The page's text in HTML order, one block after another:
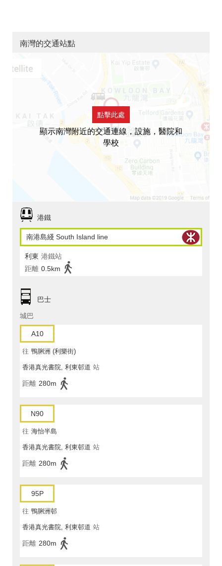
南灣的交通站點
點擊此處
顯示南灣附近的交通連線，設施，醫院和
學校
港鐵
南港島綫 South Island line
利東 港鐵站
距離 0.5km
巴士
城巴
A10
往 鴨脷洲 (利樂街)
香港真光書院, 利東邨道 站
距離 280m
N90
往 海怡半島
香港真光書院, 利東邨道 站
距離 280m
95P
往 鴨脷洲邨
香港真光書院, 利東邨道 站
距離 280m